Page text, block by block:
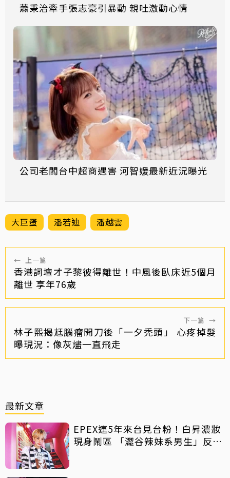
蕭秉治牽手張志豪引暴動 親吐激動心情
公司老闆台中超商遇害 河智媛最新近況曝光
大巨蛋 潘若迪 潘越雲
← 上一篇
香港詞壇才子黎彼得離世！中風後臥床近5個月
離世 享年76歲
下一篇 →
林子熙揭尪腦瘤開刀後「一夕禿頭」 心疼掉髮
曝現況：像灰燼一直飛走
最新文章
EPEX連5年來台見台粉！白昇濃妝
現身鬧區 「澀谷辣妹系男生」反差